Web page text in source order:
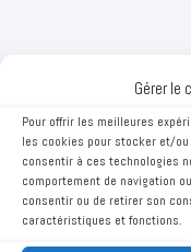
Gérer le
Pour offrir les meilleures
les cookies pour stocker et/
consentir à ces technologies
comportement de navigation
consentir ou de retirer son
caractéristiques et fonctions.